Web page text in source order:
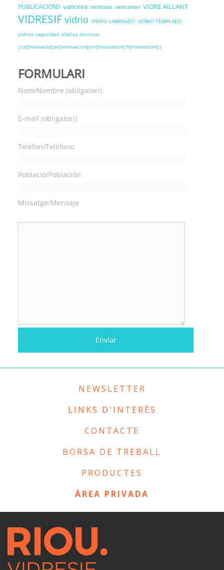
PUBLICACIONS vanceva ventana ventanas VIDRE AÏLLANT
VIDRESIF vidrio VIDRIO LAMINADO VIDRIO TEMPLADO
vidrios seguridad Vidrios técnicos
[:ca]innovacio[:es]innovacion[:en]innovation[:fr]innovation[:]
FORMULARI
Nom/Nombre (obligatori)
E-mail (obligatori)
Telèfon/Teléfono
Població/Población
Missatge/Mensaje
NEWSLETTER
LINKS D'INTERÈS
CONTACTE
BORSA DE TREBALL
PRODUCTES
ÁREA PRIVADA